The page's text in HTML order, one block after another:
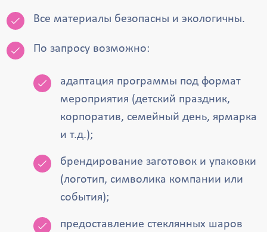
Все материалы безопасны и экологичны.
По запросу возможно:
адаптация программы под формат
мероприятия (детский праздник,
корпоратив, семейный день, ярмарка
и т.д.);
брендирование заготовок и упаковки
(логотип, символика компании или
события);
предоставление стеклянных шаров